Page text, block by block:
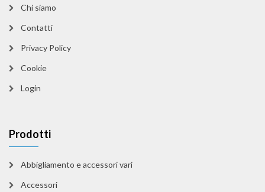
Chi siamo
Contatti
Privacy Policy
Cookie
Login
Prodotti
Abbigliamento e accessori vari
Accessori